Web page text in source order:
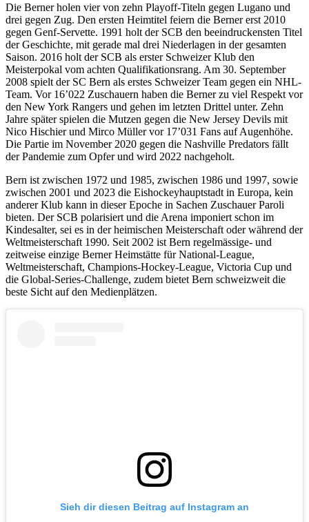
Die Berner holen vier von zehn Playoff-Titeln gegen Lugano und
drei gegen Zug. Den ersten Heimtitel feiern die Berner erst 2010
gegen Genf-Servette. 1991 holt der SCB den beeindruckensten Titel
der Geschichte, mit gerade mal drei Niederlagen in der gesamten
Saison. 2016 holt der SCB als erster Schweizer Klub den
Meisterpokal vom achten Qualifikationsrang. Am 30. September
2008 spielt der SC Bern als erstes Schweizer Team gegen ein NHL-
Team. Vor 16’022 Zuschauern haben die Berner zu viel Respekt vor
den New York Rangers und gehen im letzten Drittel unter. Zehn
Jahre später spielen die Mutzen gegen die New Jersey Devils mit
Nico Hischier und Mirco Müller vor 17’031 Fans auf Augenhöhe.
Die Partie im November 2020 gegen die Nashville Predators fällt
der Pandemie zum Opfer und wird 2022 nachgeholt.
Bern ist zwischen 1972 und 1985, zwischen 1986 und 1997, sowie
zwischen 2001 und 2023 die Eishockeyhauptstadt in Europa, kein
anderer Klub kann in dieser Epoche in Sachen Zuschauer Paroli
bieten. Der SCB polarisiert und die Arena imponiert schon im
Kindesalter, sei es in der heimischen Meisterschaft oder während der
Weltmeisterschaft 1990. Seit 2002 ist Bern regelmässige- und
zeitweise einzige Berner Heimstätte für National-League,
Weltmeisterschaft, Champions-Hockey-League, Victoria Cup und
die Global-Series-Challenge, zudem bietet Bern schweizweit die
beste Sicht auf den Medienplätzen.
Sieh dir diesen Beitrag auf Instagram an